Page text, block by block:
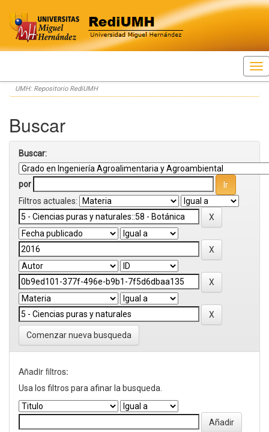
Skip
navigation
UMH: Repositorio RediUMH
Buscar
Buscar:
por
Filtros actuales:
Comenzar nueva busqueda
Añadir filtros:
Usa los filtros para afinar la busqueda.